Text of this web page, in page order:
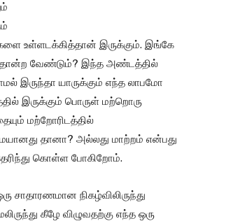
உள்ளடக்கித்தான் இருக்கும். இங்கே
தோன்ற வேண்டும்? இந்த அண்டத்தில்
இருந்தா யாருக்கும் எந்த லாபமோ
இருக்கும் பொருள் மற்றொரு
மற்றோரிடத்தில்
தானா? அல்லது மாற்றம் என்பது
கொள்ள போகிறோம்.
சாதாரணமான நிகழ்விலிருந்து
கீழே விழுவதற்கு எந்த ஒரு